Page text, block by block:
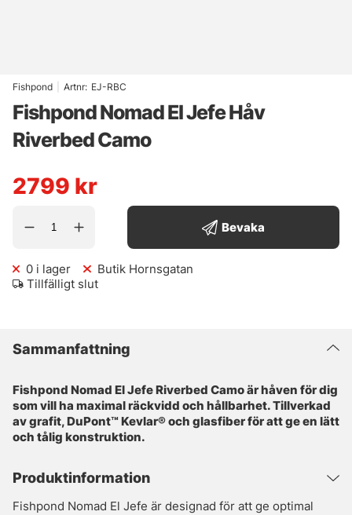
Fishpond Artnr: EJ-RBC
Fishpond Nomad El Jefe Håv
Riverbed Camo
2799 kr
Bevaka
0 i lager
Butik Hornsgatan
Tillfälligt slut
Sammanfattning
Fishpond Nomad El Jefe Riverbed Camo är håven för dig
som vill ha maximal räckvidd och hållbarhet. Tillverkad
av grafit, DuPont™ Kevlar® och glasfiber för att ge en lätt
och tålig konstruktion.
Produktinformation
Fishpond Nomad El Jefe är designad för att ge optimal